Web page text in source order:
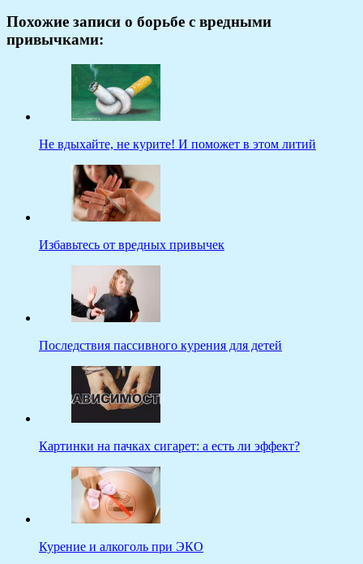
Похожие записи о борьбе с вредными
привычками:
Не вдыхайте, не курите! И поможет в этом литий
Избавьтесь от вредных привычек
Последствия пассивного курения для детей
Картинки на пачках сигарет: а есть ли эффект?
Курение и алкоголь при ЭКО